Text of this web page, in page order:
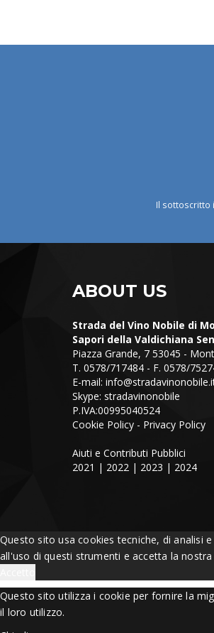
Il sottoscritto
ABOUT US
Strada del Vino Nobile di
Sapori della Valdichiana
Piazza Grande, 7 53045 -
T. 0578/717484 - F. 0578/
E-mail:
Skype: stradavinonobile
P.IVA:00995040524
Cookie Policy - Privacy Policy
Aiuti e Contributi Pubblici
2021 | 2022 | 2023 | 2024
Questo sito usa cookies tecniche, di analisi
all'uso di questi strumenti e accetta la
Questo sito utilizza i cookie per fornire la
il loro utilizzo.